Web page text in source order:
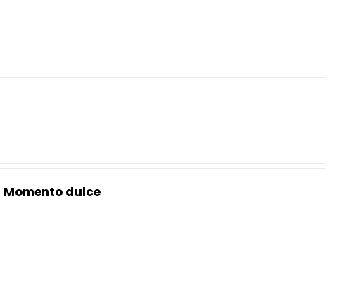
Momento dulce